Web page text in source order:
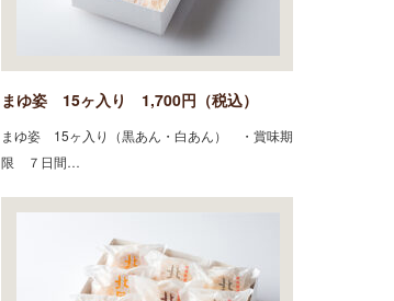
まゆ姿 15ヶ入り 1,700円（税込）
まゆ姿 15ヶ入り（黒あん・白あん） ・賞味期
限 ７日間…